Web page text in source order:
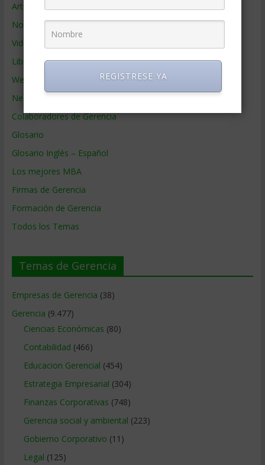
Artículos de Gerencia
Noticias de Gerencia
Videos de Gerencia
Libros de Gerencia
Webs de Gerencia
Negocios por País
Colaboradores de Gerencia
Glosario
Glosario Inglés – Español
Los mejores MBA
Firmas de Gerencia
Formación de Gerencia
Todos los Temas
Temas de Gerencia
Empresas de Gerencia (38)
Gerencia (9.477)
Ciencias Económicas (80)
Contabilidad (466)
Educacion Gerencial (454)
Estrategia Empresarial (304)
Finanzas Corporativas (748)
Gerencia social y ambiental (223)
Gobierno Corporativo (11)
Legal (125)
REGISTRESE YA